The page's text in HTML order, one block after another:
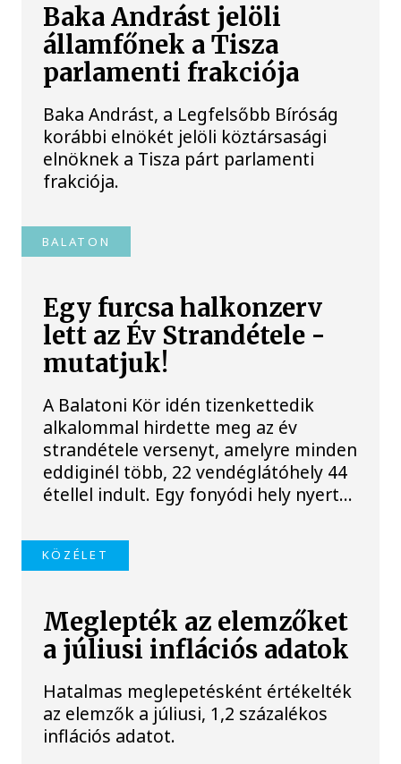
Baka Andrást jelöli
államfőnek a Tisza
parlamenti frakciója
Baka Andrást, a Legfelsőbb Bíróság
korábbi elnökét jelöli köztársasági
elnöknek a Tisza párt parlamenti
frakciója.
BALATON
Egy furcsa halkonzerv
lett az Év Strandétele -
mutatjuk!
A Balatoni Kör idén tizenkettedik
alkalommal hirdette meg az év
strandétele versenyt, amelyre minden
eddiginél több, 22 vendéglátóhely 44
étellel indult. Egy fonyódi hely nyert...
KÖZÉLET
Meglepték az elemzőket
a júliusi inflációs adatok
Hatalmas meglepetésként értékelték
az elemzők a júliusi, 1,2 százalékos
inflációs adatot.